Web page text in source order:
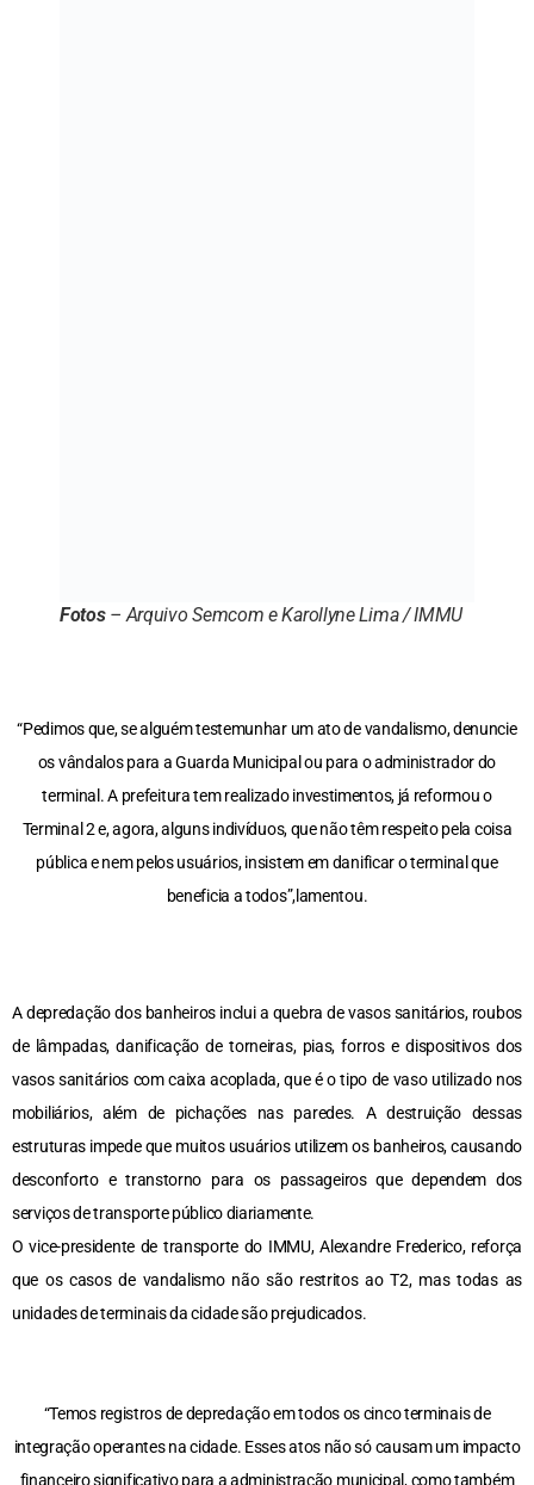
Fotos– Arquivo Semcom e Karollyne Lima / IMMU
“Pedimos que, se alguém testemunhar um ato de vandalismo, denuncie
os vândalos para a Guarda Municipal ou para o administrador do
terminal. A prefeitura tem realizado investimentos, já reformou o
Terminal 2 e, agora, alguns indivíduos, que não têm respeito pela coisa
pública e nem pelos usuários, insistem em danificar o terminal que
beneficia a todos”,lamentou.
A depredação dos banheiros inclui a quebra de vasos sanitários, roubos
de lâmpadas, danificação de torneiras, pias, forros e dispositivos dos
vasos sanitários com caixa acoplada, que é o tipo de vaso utilizado nos
mobiliários, além de pichações nas paredes. A destruição dessas
estruturas impede que muitos usuários utilizem os banheiros, causando
desconforto e transtorno para os passageiros que dependem dos
serviços de transporte público diariamente.
O vice-presidente de transporte do IMMU, Alexandre Frederico, reforça
que os casos de vandalismo não são restritos ao T2, mas todas as
unidades de terminais da cidade são prejudicados.
“Temos registros de depredação em todos os cinco terminais de
integração operantes na cidade. Esses atos não só causam um impacto
financeiro significativo para a administração municipal, como também